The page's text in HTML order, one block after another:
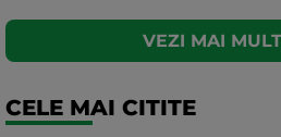
VEZI MAI
CELE MAI CITITE